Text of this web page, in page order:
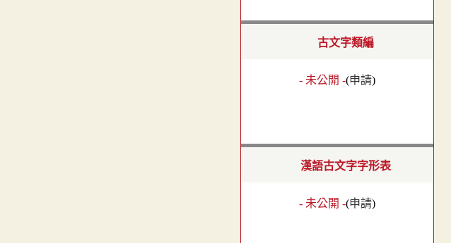
古文字類編
- 未公開 -(申請)
漢語古文字字形表
- 未公開 -(申請)